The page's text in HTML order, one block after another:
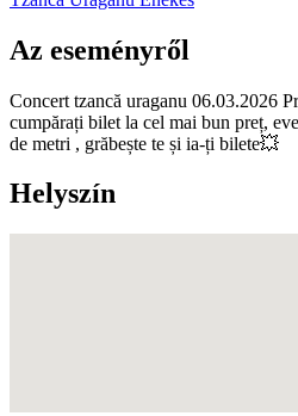
Az eseményről
Concert tzancă uraganu 06.03.2026
cumpărați bilet la cel mai bun preț,
de metri , grăbește te și ia-ți bilete💥
Helyszín